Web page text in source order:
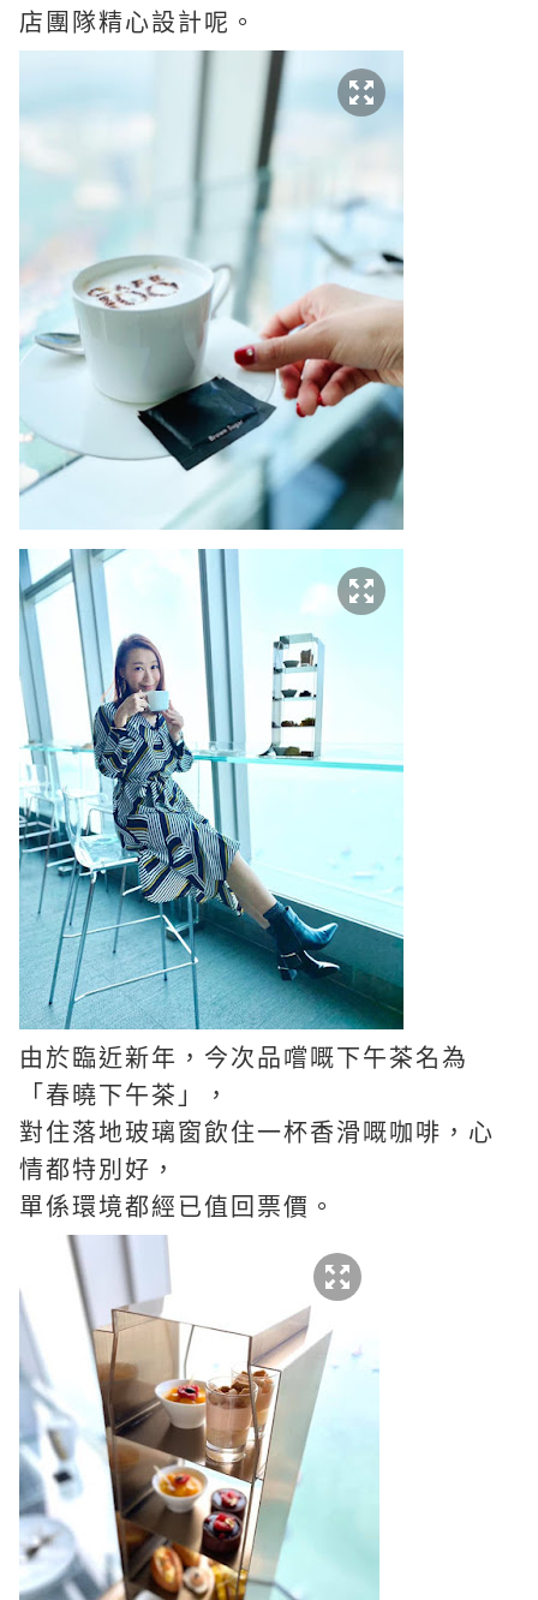
店團隊精心設計呢。
由於臨近新年，今次品嚐嘅下午茶名為
「春曉下午茶」，
對住落地玻璃窗飲住一杯香滑嘅咖啡，心
情都特別好，
單係環境都經已值回票價。